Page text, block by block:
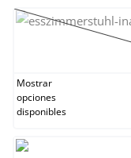
Mostrar
opciones
disponibles